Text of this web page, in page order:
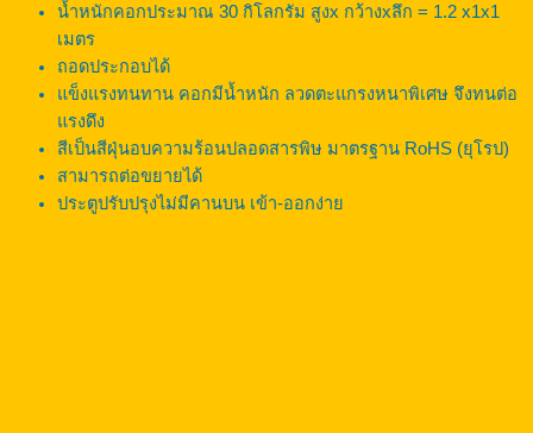
น้ำหนักคอกประมาณ 30 กิโลกรัม สูงx กว้างxลึก = 1.2 x1x1
เมตร
ถอดประกอบได้
แข็งแรงทนทาน คอกมีน้ำหนัก ลวดตะแกรงหนาพิเศษ จึงทนต่อ
แรงดึง
สีเป็นสีฝุ่นอบความร้อนปลอดสารพิษ มาตรฐาน RoHS (ยุโรป)
สามารถต่อขยายได้
ประตูปรับปรุงไม่มีคานบน เข้า-ออกง่าย